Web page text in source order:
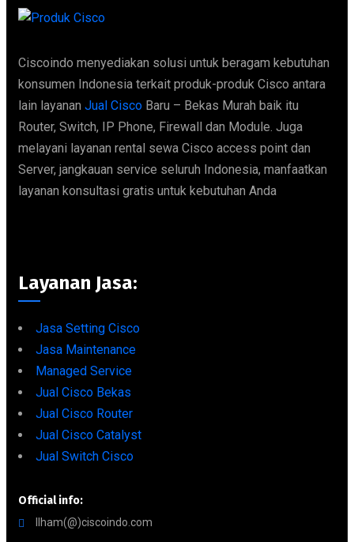
Ciscoindo menyediakan solusi untuk beragam kebutuhan
konsumen Indonesia terkait produk-produk Cisco antara
lain layanan Jual Cisco Baru – Bekas Murah baik itu
Router, Switch, IP Phone, Firewall dan Module. Juga
melayani layanan rental sewa Cisco access point dan
Server, jangkauan service seluruh Indonesia, manfaatkan
layanan konsultasi gratis untuk kebutuhan Anda
Layanan Jasa:
Jasa Setting Cisco
Jasa Maintenance
Managed Service
Jual Cisco Bekas
Jual Cisco Router
Jual Cisco Catalyst
Jual Switch Cisco
Official info:
Ilham(@)ciscoindo.com